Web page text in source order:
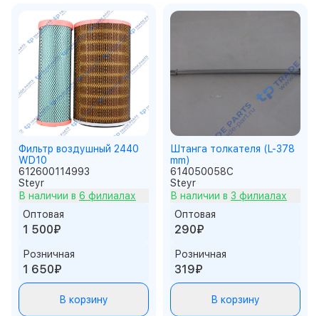
Фильтр воздушный 2440
WD10
612600114993
Steyr
В наличии в 6 филиалах
Оптовая
1 500₽
Розничная
1 650₽
В корзину
Штанга толкателя (L-378
mm)
614050058C
Steyr
В наличии в 3 филиалах
Оптовая
290₽
Розничная
319₽
В корзину